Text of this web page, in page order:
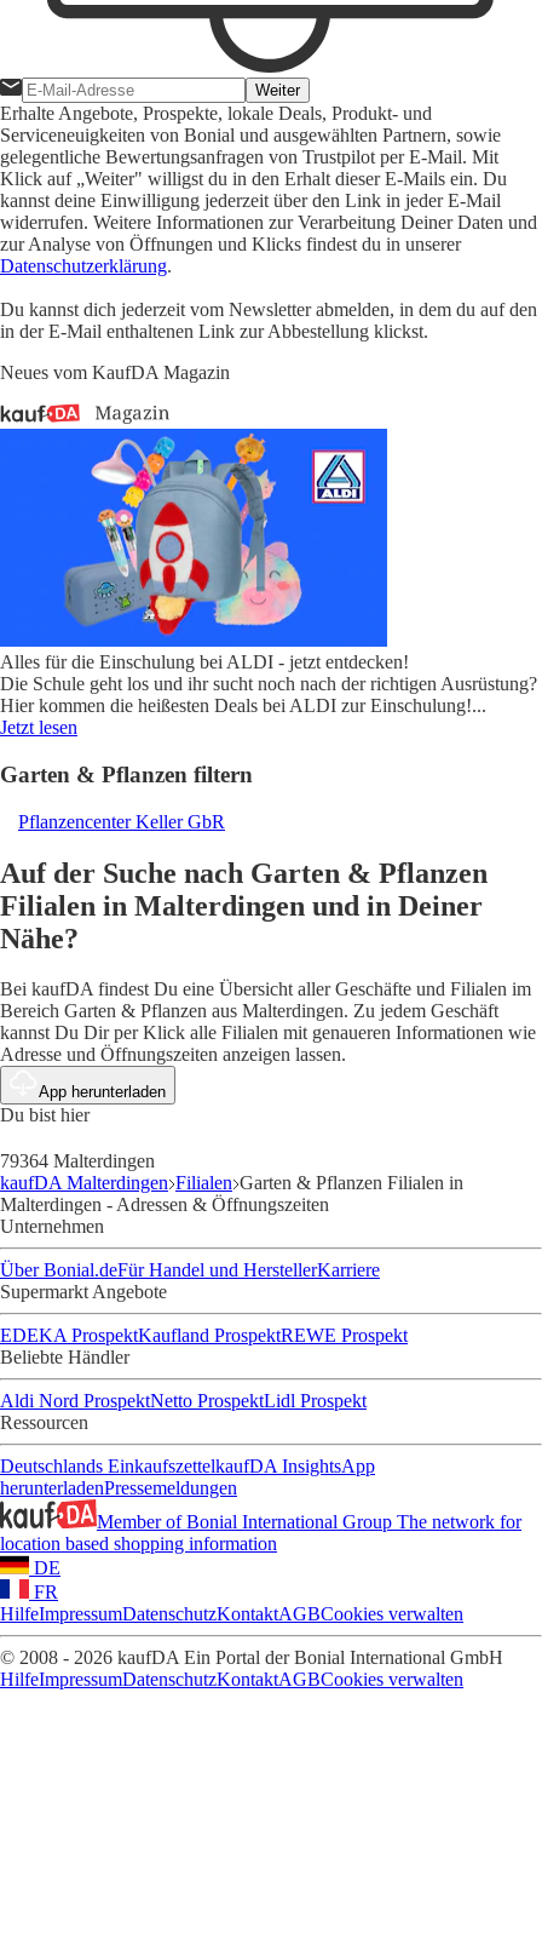
Weiter
Erhalte Angebote, Prospekte, lokale Deals, Produkt- und
Serviceneuigkeiten von Bonial und ausgewählten Partnern, sowie
gelegentliche Bewertungsanfragen von Trustpilot per E-Mail. Mit
Klick auf „Weiter" willigst du in den Erhalt dieser E-Mails ein. Du
kannst deine Einwilligung jederzeit über den Link in jeder E-Mail
widerrufen. Weitere Informationen zur Verarbeitung Deiner Daten und
zur Analyse von Öffnungen und Klicks findest du in unserer
Datenschutzerklärung.
Du kannst dich jederzeit vom Newsletter abmelden, in dem du auf den
in der E-Mail enthaltenen Link zur Abbestellung klickst.
Neues vom KaufDA Magazin
Alles für die Einschulung bei ALDI - jetzt entdecken!
Die Schule geht los und ihr sucht noch nach der richtigen Ausrüstung?
Hier kommen die heißesten Deals bei ALDI zur Einschulung!...
Jetzt lesen
Garten & Pflanzen filtern
Pflanzencenter Keller GbR
Auf der Suche nach Garten & Pflanzen
Filialen in Malterdingen und in Deiner
Nähe?
Bei kaufDA findest Du eine Übersicht aller Geschäfte und Filialen im
Bereich Garten & Pflanzen aus Malterdingen. Zu jedem Geschäft
kannst Du Dir per Klick alle Filialen mit genaueren Informationen wie
Adresse und Öffnungszeiten anzeigen lassen.
App herunterladen
Du bist hier
79364 Malterdingen
kaufDA Malterdingen Filialen Garten & Pflanzen Filialen in
Malterdingen - Adressen & Öffnungszeiten
Unternehmen
Über Bonial.deFür Handel und HerstellerKarriere
Supermarkt Angebote
EDEKA ProspektKaufland ProspektREWE Prospekt
Beliebte Händler
Aldi Nord ProspektNetto ProspektLidl Prospekt
Ressourcen
Deutschlands EinkaufszettelkaufDA InsightsApp
herunterladenPressemeldungen
Member of Bonial International Group The network for
location based shopping information
DE
FR
HilfeImpressumDatenschutzKontaktAGBCookies verwalten
© 2008 - 2026 kaufDA Ein Portal der Bonial International GmbH
HilfeImpressumDatenschutzKontaktAGBCookies verwalten